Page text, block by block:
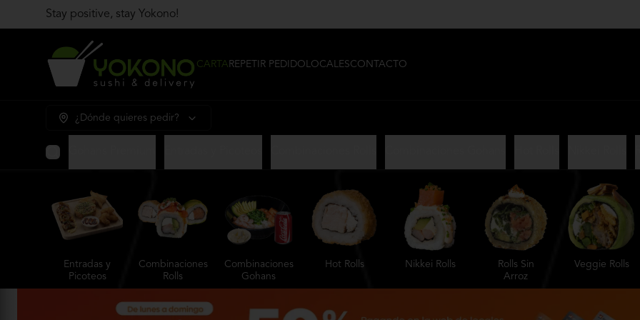
Stay positive, stay Yokono!
CARTA REPETIR PEDIDO LOCALESCONTACTO
¿Dónde quieres pedir?
Entradas y
Picoteos
Combinaciones
Rolls
Combinaciones
Gohans
Hot Rolls Nikkei Rolls
Rolls Sin
Arroz
Veggie Rolls